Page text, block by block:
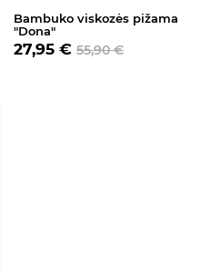
Bambuko viskozės pižama
"Dona"
27,95 € 55,90 €